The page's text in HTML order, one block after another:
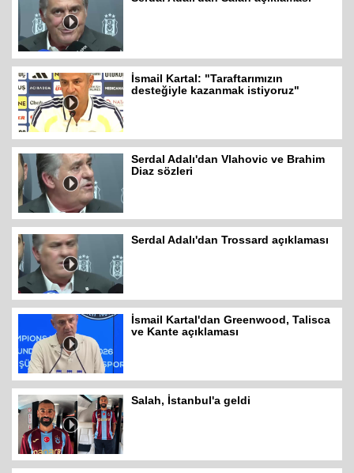
İsmail Kartal: "Taraftarımızın
desteğiyle kazanmak istiyoruz"
Serdal Adalı'dan Vlahovic ve Brahim
Diaz sözleri
Serdal Adalı'dan Trossard açıklaması
İsmail Kartal'dan Greenwood, Talisca
ve Kante açıklaması
Salah, İstanbul'a geldi